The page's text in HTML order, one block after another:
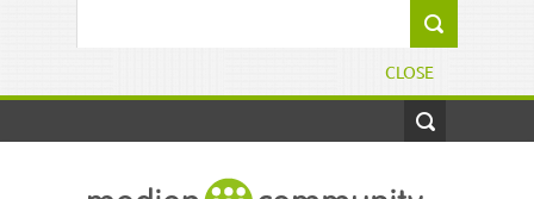
CLOSE